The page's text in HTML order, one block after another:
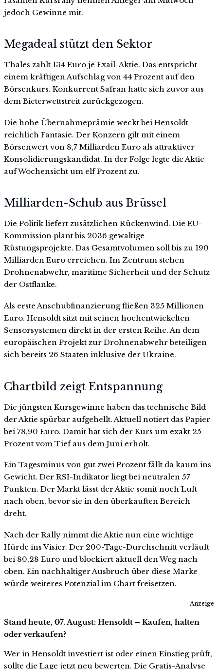
jedoch Gewinne mit.
Megadeal stützt den Sektor
Thales zahlt 134 Euro je Exail-Aktie. Das entspricht
einem kräftigen Aufschlag von 44 Prozent auf den
Börsenkurs. Konkurrent Safran hatte sich zuvor aus
dem Bieterwettstreit zurückgezogen.
Die hohe Übernahmeprämie weckt bei Hensoldt
reichlich Fantasie. Der Konzern gilt mit einem
Börsenwert von 8,7 Milliarden Euro als attraktiver
Konsolidierungskandidat. In der Folge legte die Aktie
auf Wochensicht um elf Prozent zu.
Milliarden-Schub aus Brüssel
Die Politik liefert zusätzlichen Rückenwind. Die EU-
Kommission plant bis 2036 gewaltige
Rüstungsprojekte. Das Gesamtvolumen soll bis zu 190
Milliarden Euro erreichen. Im Zentrum stehen
Drohnenabwehr, maritime Sicherheit und der Schutz
der Ostflanke.
Als erste Anschubfinanzierung fließen 325 Millionen
Euro. Hensoldt sitzt mit seinen hochentwickelten
Sensorsystemen direkt in der ersten Reihe. An dem
europäischen Projekt zur Drohnenabwehr beteiligen
sich bereits 26 Staaten inklusive der Ukraine.
Chartbild zeigt Entspannung
Die jüngsten Kursgewinne haben das technische Bild
der Aktie spürbar aufgehellt. Aktuell notiert das Papier
bei 78,90 Euro. Damit hat sich der Kurs um exakt 25
Prozent vom Tief aus dem Juni erholt.
Ein Tagesminus von gut zwei Prozent fällt da kaum ins
Gewicht. Der RSI-Indikator liegt bei neutralen 57
Punkten. Der Markt lässt der Aktie somit noch Luft
nach oben, bevor sie in den überkauften Bereich
dreht.
Nach der Rally nimmt die Aktie nun eine wichtige
Hürde ins Visier. Der 200-Tage-Durchschnitt verläuft
bei 80,28 Euro und blockiert aktuell den Weg nach
oben. Ein nachhaltiger Ausbruch über diese Marke
würde weiteres Potenzial im Chart freisetzen.
Anzeige
Stand heute, 07. August: Hensoldt – Kaufen, halten
oder verkaufen?
Wer in Hensoldt investiert ist oder einen Einstieg prüft,
sollte die Lage jetzt neu bewerten. Die Gratis-Analyse